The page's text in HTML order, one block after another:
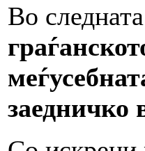
Во
заедничко